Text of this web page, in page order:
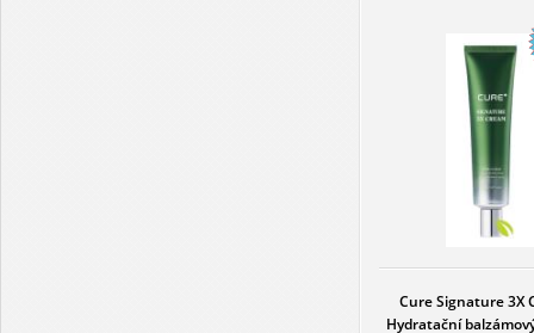
Cure Signature 3X
Hydratační